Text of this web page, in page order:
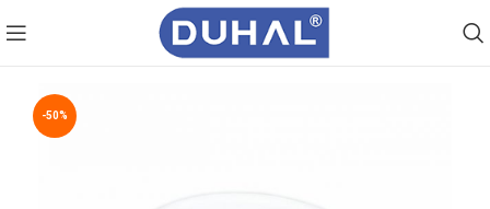
-50%